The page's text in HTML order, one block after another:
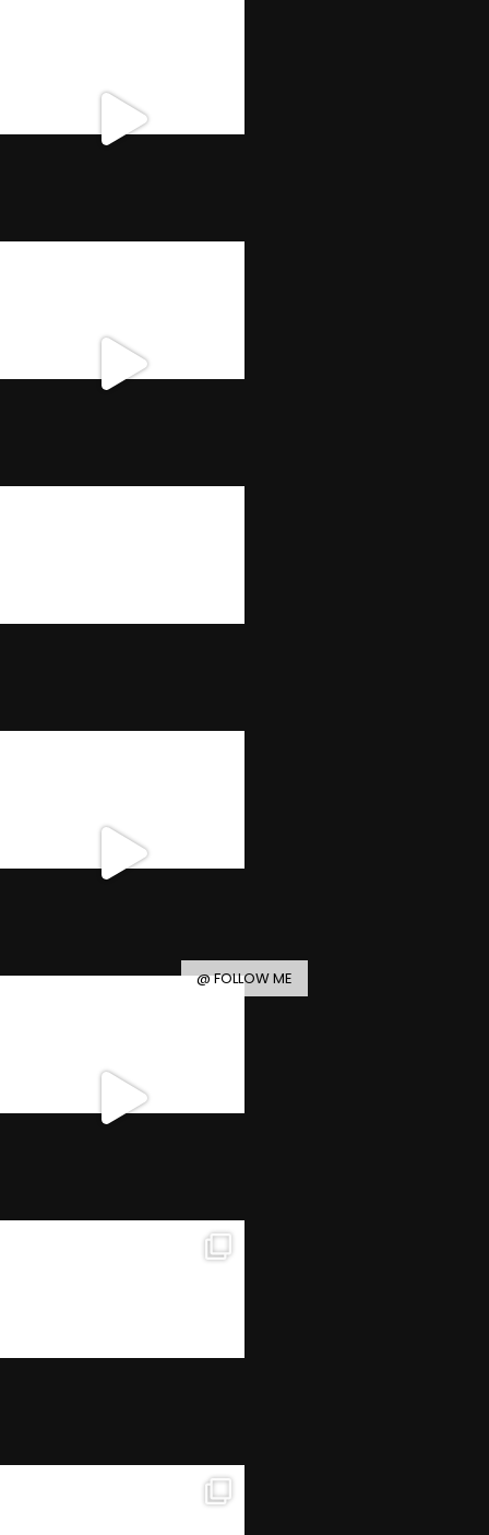
@ FOLLOW ME